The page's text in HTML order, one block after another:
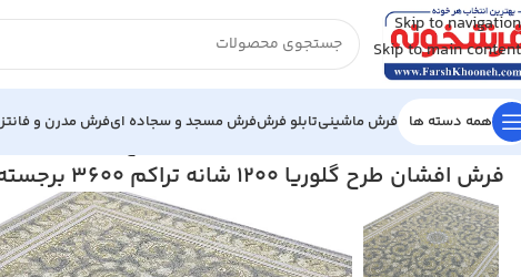
Skip to navigation
Skip to main content
همه دسته ها فرش ماشینیتابلو فرشفرش مسجد و سجاده ایفرش مدرن و
خانه/فرش ماشینی
فرش افشان طرح گلوریا 1200 شانه تراکم 3600 برجسته کد 2105313